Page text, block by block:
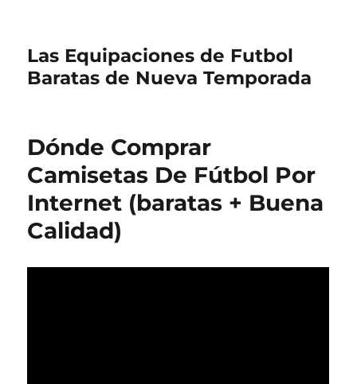
Las Equipaciones de Futbol
Baratas de Nueva Temporada
Dónde Comprar
Camisetas De Fútbol Por
Internet (baratas + Buena
Calidad)